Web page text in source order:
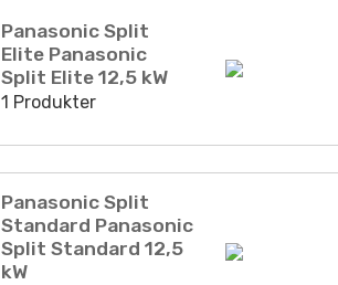
Panasonic Split
Elite Panasonic
Split Elite 12,5 kW
1 Produkter
Panasonic Split
Standard Panasonic
Split Standard 12,5
kW